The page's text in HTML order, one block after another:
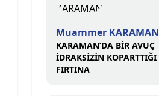
Muammer KARAMAN
KARAMAN’DA BİR AVUÇ
İDRAKSİZİN KOPARTTIĞI
FIRTINA